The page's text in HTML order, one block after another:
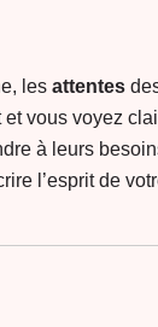
les attentes
vous voyez
à leurs
l’esprit de